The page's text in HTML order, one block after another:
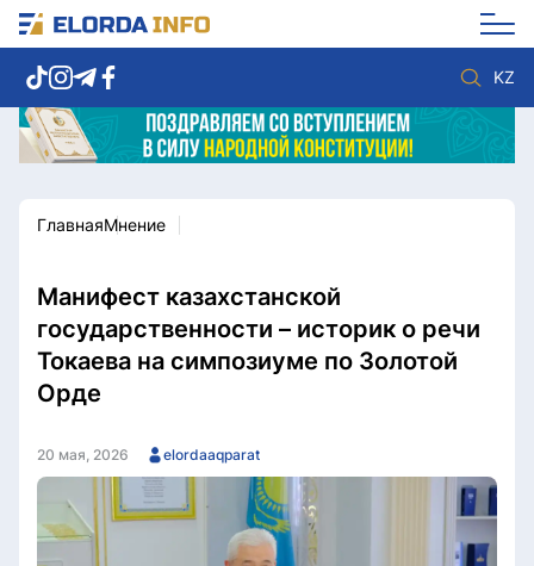
KZ
Новости столицы
Спорт
Культура
Видео
Мир
Послание
Служба Комплаенс
Этический кодекс
ГлавнаяМнение
Манифест казахстанской
государственности – историк о речи
Токаева на симпозиуме по Золотой
Орде
20 мая, 2026 elordaaqparat